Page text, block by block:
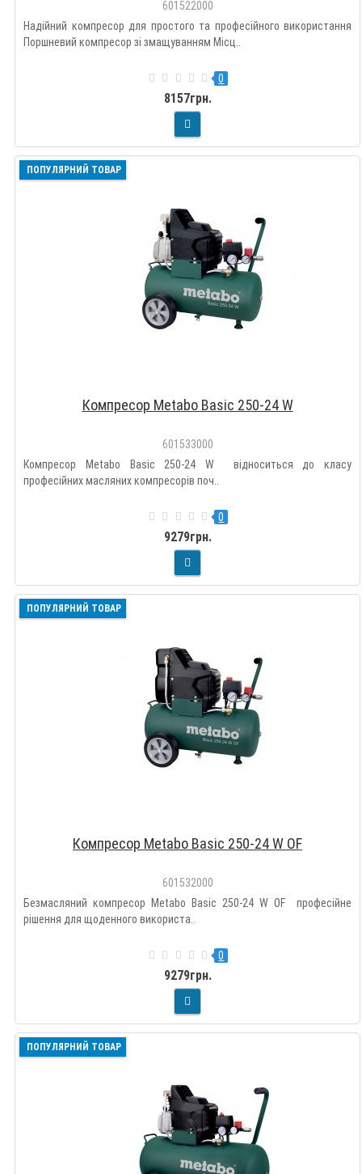
601522000
Надійний компресор для простого та професійного використання
Поршневий компресор зі змащуванням Місц..
0
8157грн.
ПОПУЛЯРНИЙ ТОВАР
Компресор Metabo Basic 250-24 W
601533000
Компресор Metabo Basic 250-24 W відноситься до класу
професійних масляних компресорів поч..
0
9279грн.
ПОПУЛЯРНИЙ ТОВАР
Компресор Metabo Basic 250-24 W OF
601532000
Безмасляний компресор Metabo Basic 250-24 W OF професійне
рішення для щоденного використа..
0
9279грн.
ПОПУЛЯРНИЙ ТОВАР